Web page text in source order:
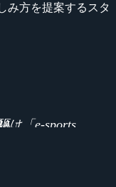
み方を提案するスタ
」